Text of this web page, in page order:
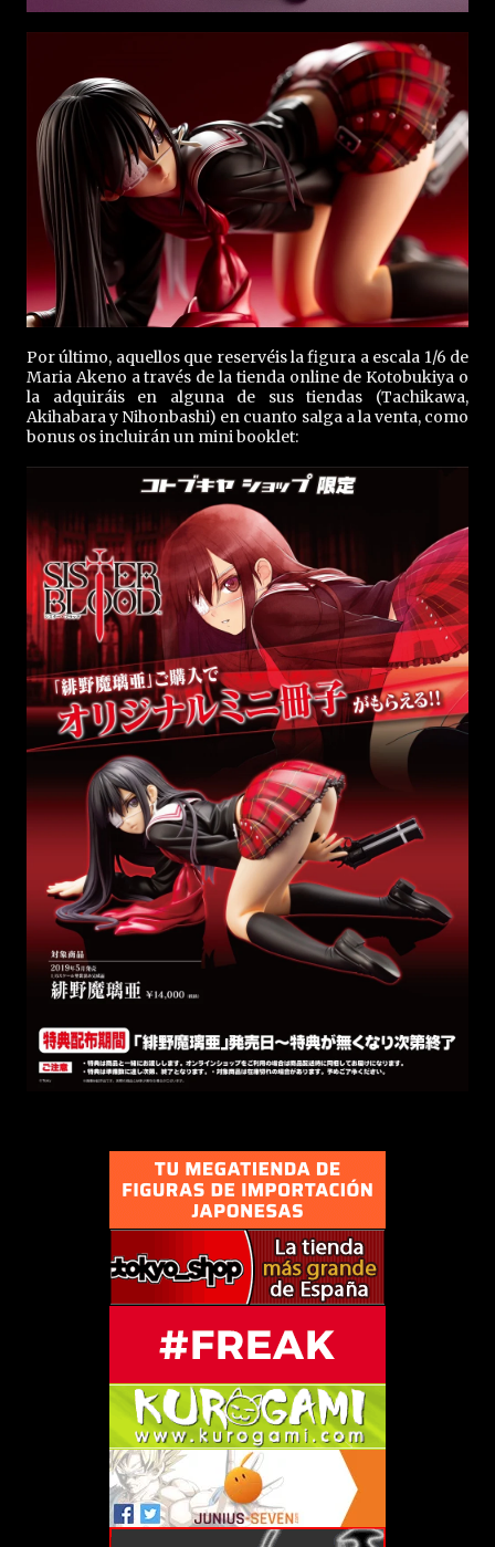
Por último, aquellos que reservéis la figura a escala 1/6 de
Maria Akeno a través de la tienda online de Kotobukiya o
la adquiráis en alguna de sus tiendas (Tachikawa,
Akihabara y Nihonbashi) en cuanto salga a la venta, como
bonus os incluirán un mini booklet: